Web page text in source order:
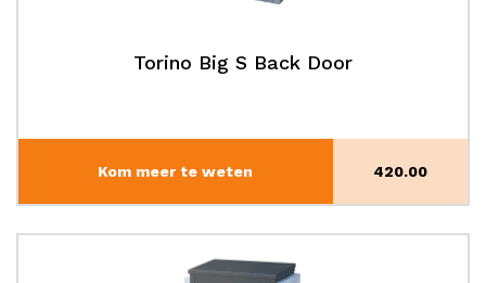
Torino Big S Back Door
Kom meer te weten 420.00